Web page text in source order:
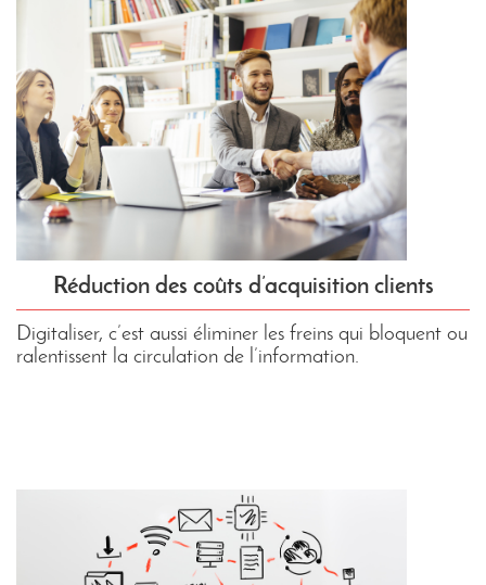
Réduction des coûts d’acquisition clients
Digitaliser, c’est aussi éliminer les freins qui bloquent ou
ralentissent la circulation de l’information.